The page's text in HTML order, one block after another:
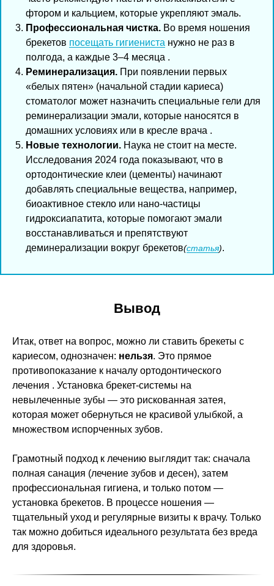
фтором и кальцием, которые укрепляют эмаль.
Профессиональная чистка. Во время ношения
брекетов посещать гигиениста нужно не раз в
полгода, а каждые 3–4 месяца .
Реминерализация. При появлении первых
«белых пятен» (начальной стадии кариеса)
стоматолог может назначить специальные гели для
реминерализации эмали, которые наносятся в
домашних условиях или в кресле врача .
Новые технологии. Наука не стоит на месте.
Исследования 2024 года показывают, что в
ортодонтические клеи (цементы) начинают
добавлять специальные вещества, например,
биоактивное стекло или нано-частицы
гидроксиапатита, которые помогают эмали
восстанавливаться и препятствуют
деминерализации вокруг брекетов(статья).
Вывод
Итак, ответ на вопрос, можно ли ставить брекеты с
кариесом, однозначен: нельзя. Это прямое
противопоказание к началу ортодонтического
лечения . Установка брекет-системы на
невылеченные зубы — это рискованная затея,
которая может обернуться не красивой улыбкой, а
множеством испорченных зубов.
Грамотный подход к лечению выглядит так: сначала
полная санация (лечение зубов и десен), затем
профессиональная гигиена, и только потом —
установка брекетов. В процессе ношения —
тщательный уход и регулярные визиты к врачу. Только
так можно добиться идеального результата без вреда
для здоровья.